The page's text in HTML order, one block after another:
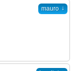
mauro ↓